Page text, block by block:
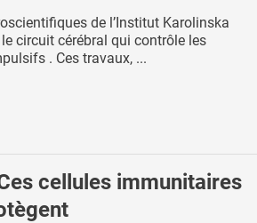
de l’Institut Karolinska
circuit cérébral qui contrôle les
. Ces travaux, ...
cellules immunitaires